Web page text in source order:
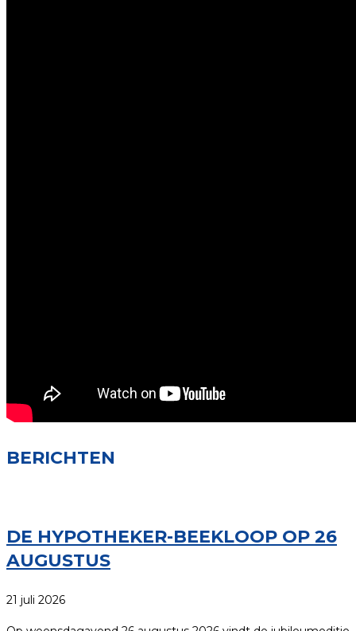
BERICHTEN
DE HYPOTHEKER-BEEKLOOP OP 26
AUGUSTUS
21 juli 2026